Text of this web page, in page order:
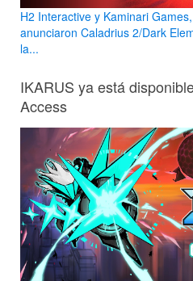
H2 Interactive y Kaminari
anunciaron Caladrius 2/Dark
la...
IKARUS ya está
Access